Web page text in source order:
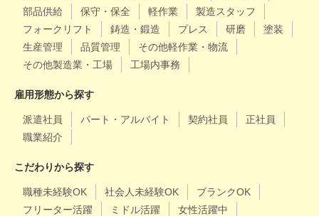
部品供給
保守・保全 軽作業
製造スタッフ
フォークリフト
鋳造・鍛造 プレス 研磨
塗装
生産管理
品質管理
その他軽作業・物流
その他製造業・工場
工場内事務
雇用形態から探す
派遣社員 パート・アルバイト 契約社員
正社員
職業紹介
こだわりから探す
職種未経験OK 社会人未経験OK
ブランクOK
フリーター活躍
ミドル活躍
女性活躍中